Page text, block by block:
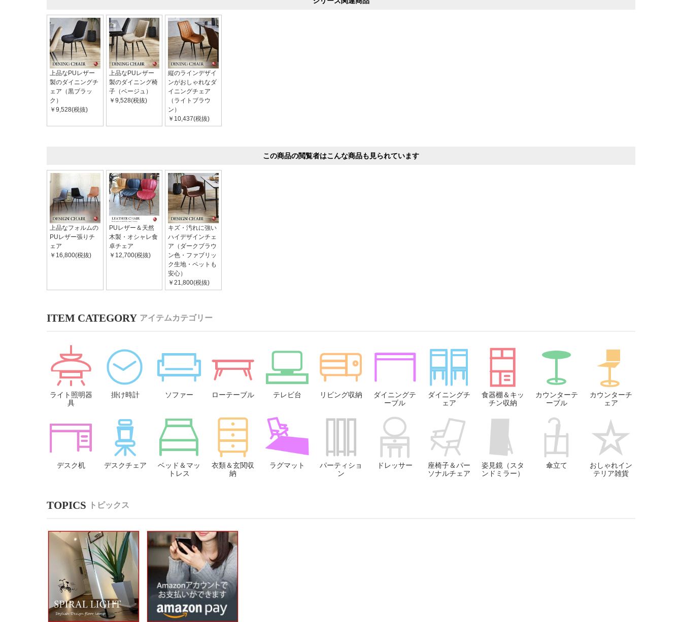
上品なPUレザー
製のダイニングチ
ェア（黒ブラッ
ク）
￥9,528(税抜)
上品なPUレザー
製のダイニング椅
子（ベージュ）
￥9,528(税抜)
縦のラインデザイ
ンがおしゃれなダ
イニングチェア
（ライトブラウ
ン）
￥10,437(税抜)
この商品の閲覧者はこんな商品も見られています
上品なフォルムの
PUレザー張りチ
ェア
￥16,800(税抜)
PUレザー＆天然
木製・オシャレ食
卓チェア
￥12,700(税抜)
キズ・汚れに強い
ハイデザインチェ
ア（ダークブラウ
ン色・ファブリッ
ク生地・ペットも
安心）
￥21,800(税抜)
アイテムカテゴリー
ライト照明器
具
掛け時計 ソファー ローテーブル テレビ台 リビング収納
ダイニングテ
ーブル
ダイニングチ
ェア
食器棚＆キッ
チン収納
カウンターテ
ーブル
カウンターチ
ェア
デスク机 デスクチェア
ベッド＆マッ
トレス
衣類＆玄関収
納
ラグマット
パーティショ
ン
ドレッサー
座椅子＆パー
ソナルチェア
姿見鏡（スタ
ンドミラー）
傘立て
おしゃれイン
テリア雑貨
トピックス